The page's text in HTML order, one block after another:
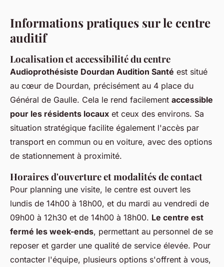
Informations pratiques sur le centre
auditif
Localisation et accessibilité du centre
Audioprothésiste Dourdan Audition Santé est situé
au cœur de Dourdan, précisément au 4 place du
Général de Gaulle. Cela le rend facilement accessible
pour les résidents locaux et ceux des environs. Sa
situation stratégique facilite également l'accès par
transport en commun ou en voiture, avec des options
de stationnement à proximité.
Horaires d'ouverture et modalités de contact
Pour planning une visite, le centre est ouvert les
lundis de 14h00 à 18h00, et du mardi au vendredi de
09h00 à 12h30 et de 14h00 à 18h00. Le centre est
fermé les week-ends, permettant au personnel de se
reposer et garder une qualité de service élevée. Pour
contacter l'équipe, plusieurs options s'offrent à vous,